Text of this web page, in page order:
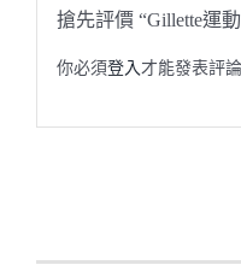
搶先評價 “Gillette運
你必須登入才能發表評論